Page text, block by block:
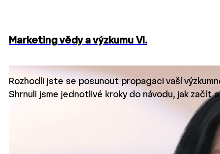
Marketing vědy a výzkumu VI.
Rozhodli jste se posunout propagaci vaší
Shrnuli jsme jednotlivé kroky do návodu, jak